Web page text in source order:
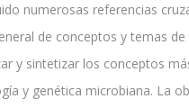
numerosas referencias
de conceptos y temas
y sintetizar los conceptos
y genética microbiana. La